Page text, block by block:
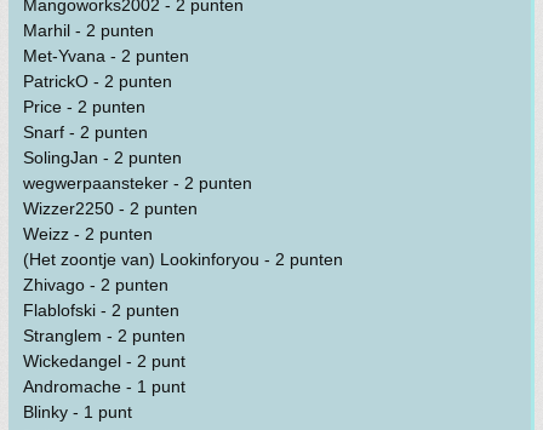
Mangoworks2002 - 2 punten
Marhil - 2 punten
Met-Yvana - 2 punten
PatrickO - 2 punten
Price - 2 punten
Snarf - 2 punten
SolingJan - 2 punten
wegwerpaansteker - 2 punten
Wizzer2250 - 2 punten
Weizz - 2 punten
(Het zoontje van) Lookinforyou - 2 punten
Zhivago - 2 punten
Flablofski - 2 punten
Stranglem - 2 punten
Wickedangel - 2 punt
Andromache - 1 punt
Blinky - 1 punt